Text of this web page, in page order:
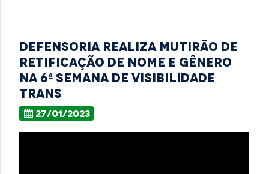
Defensoria realiza mutirão de
retificação de nome e gênero
na 6ª Semana de visibilidade
trans
27/01/2023